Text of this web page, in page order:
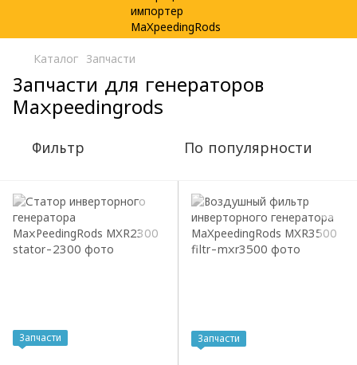
Каталог Запчасти
Запчасти для генераторов
Maxpeedingrods
Фильтр По популярности
Запчасти Запчасти